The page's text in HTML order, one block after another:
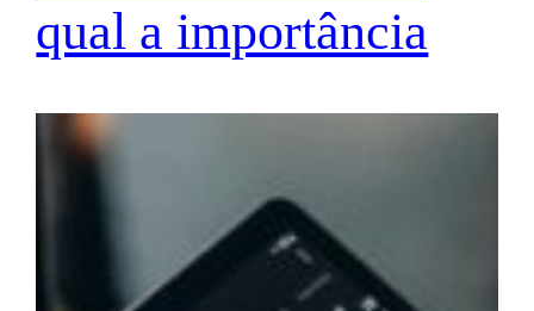
qual a importância